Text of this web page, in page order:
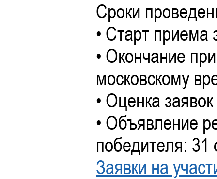
Сроки
• Старт приема
• Окончание
московскому
• Оценка
• Объявление
победителя: 31
Заявки на